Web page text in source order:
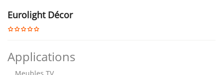
Eurolight Décor
Applications